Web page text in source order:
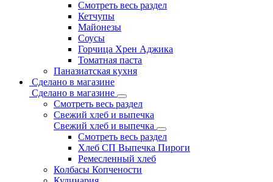
Смотреть весь раздел
Кетчупы
Майонезы
Соусы
Горчица Хрен Аджика
Томатная паста
Паназиатская кухня
Сделано в магазине
Сделано в магазине
Смотреть весь раздел
Свежий хлеб и выпечка
Свежий хлеб и выпечка
Смотреть весь раздел
Хлеб СП Выпечка Пироги
Ремесленный хлеб
Колбасы Копчености